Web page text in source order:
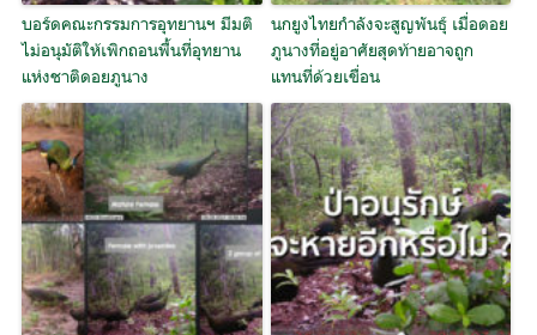
บอร์ดคณะกรรมการอุทยานฯ มีมติ
ไม่อนุมัติให้เพิกถอนพื้นที่อุทยาน
แห่งชาติดอยภูนาง
นกยูงไทยกำลังจะสูญพันธุ์ เมื่อดอย
ภูนางที่อยู่อาศัยสุดท้ายอาจถูก
แทนที่ด้วยเขื่อน